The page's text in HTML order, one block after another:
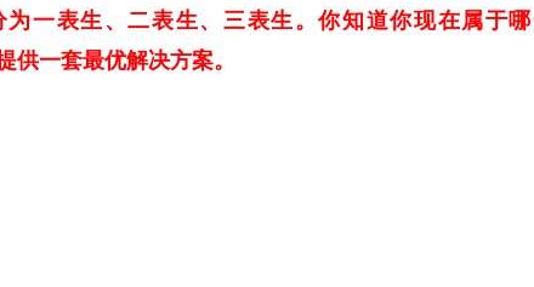
一表生、二表生、三表生。你知道你现在属于
供一套最优解决方案。